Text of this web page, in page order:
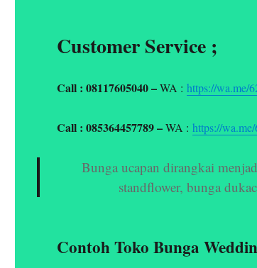
Customer Service ;
Call : 08117605040 –WA :https://wa.me/
Call : 085364457789 –WA :https://
Bunga ucapan dirangkai
standflower, bunga
Contoh Toko Bunga